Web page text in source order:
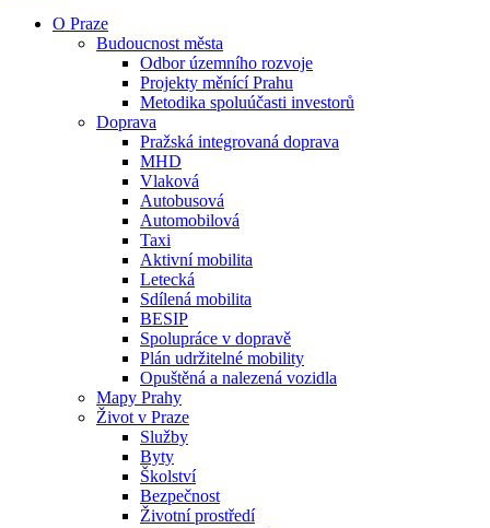
O Praze
Budoucnost města
Odbor územního rozvoje
Projekty měnící Prahu
Metodika spoluúčasti investorů
Doprava
Pražská integrovaná doprava
MHD
Vlaková
Autobusová
Automobilová
Taxi
Aktivní mobilita
Letecká
Sdílená mobilita
BESIP
Spolupráce v dopravě
Plán udržitelné mobility
Opuštěná a nalezená vozidla
Mapy Prahy
Život v Praze
Služby
Byty
Školství
Bezpečnost
Životní prostředí